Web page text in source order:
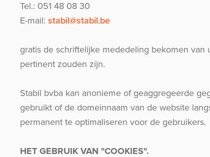
Tel.: 051 48 08 30
E-mail: stabil@stabil.be
gratis de schriftelijke mededeling bekomen
pertinent zouden zijn.
Stabil bvba kan anonieme of geaggregeerde
gebruikt of de domeinnaam van de website
permanent te optimaliseren voor de gebruikers.
HET GEBRUIK VAN "COOKIES".